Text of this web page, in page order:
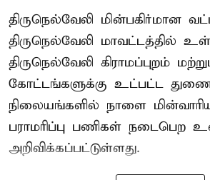
திருநெல்வேலி மின்பகிர்மான
திருநெல்வேலி மாவட்டத்தில்
திருநெல்வேலி கிராமப்புறம்
கோட்டங்களுக்கு உட்பட்ட
நிலையங்களில் நாளை
பராமரிப்பு பணிகள் நடைபெற
அறிவிக்கப்பட்டுள்ளது.